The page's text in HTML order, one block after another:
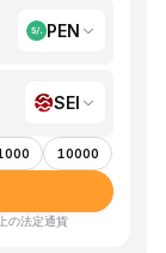
PEN
SEI
10000
の法定通貨